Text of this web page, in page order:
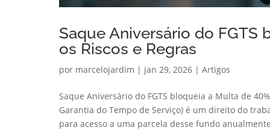
Saque Aniversário do FGTS
os Riscos e Regras
por marcelojardim | jan 29, 2026 | Artigos
Saque Aniversário do FGTS bloqueia a Multa de
Garantia do Tempo de Serviço) é um direito do
para acesso a uma parcela desse fundo